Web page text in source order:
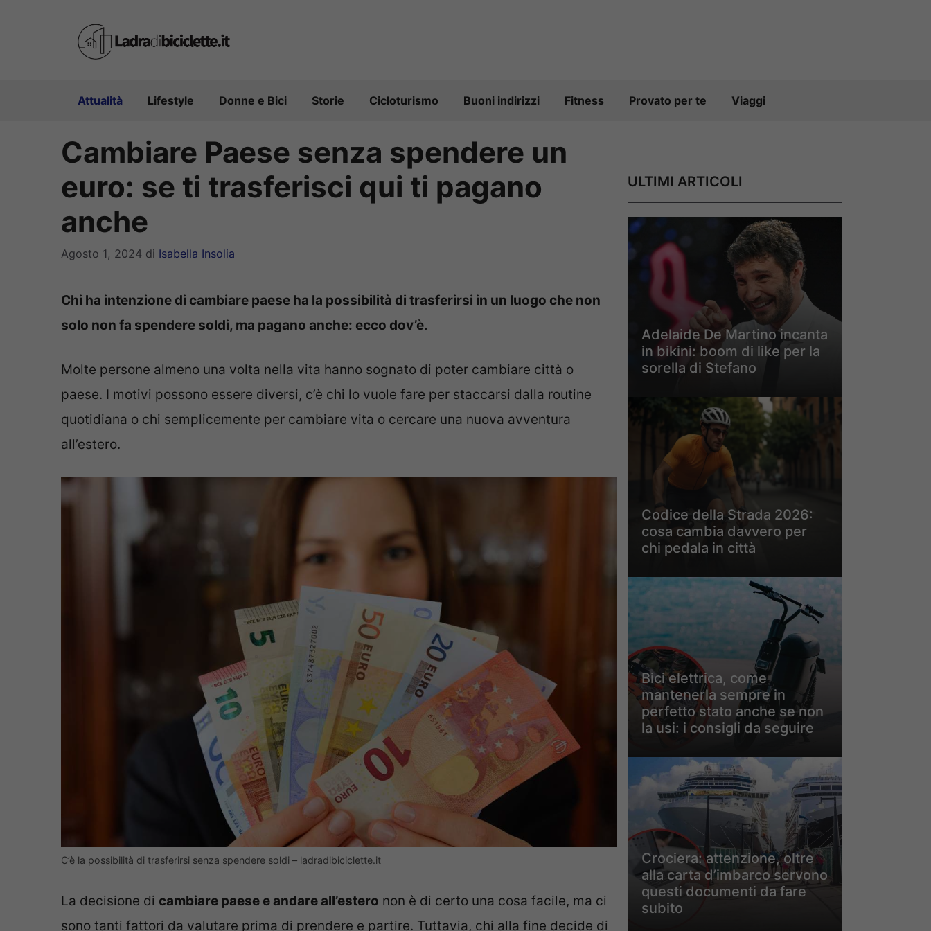
Attualità Lifestyle Donne e Bici Storie Cicloturismo Buoni indirizzi Fitness Provato per te Viaggi
Cambiare Paese senza spendere un
euro: se ti trasferisci qui ti pagano
anche
Agosto 1, 2024 di Isabella Insolia
Chi ha intenzione di cambiare paese ha la possibilità di trasferirsi in un luogo che non
solo non fa spendere soldi, ma pagano anche: ecco dov’è.
Molte persone almeno una volta nella vita hanno sognato di poter cambiare città o
paese. I motivi possono essere diversi, c’è chi lo vuole fare per staccarsi dalla routine
quotidiana o chi semplicemente per cambiare vita o cercare una nuova avventura
all’estero.
C’è la possibilità di trasferirsi senza spendere soldi – ladradibiciclette.it
La decisione di cambiare paese e andare all’estero non è di certo una cosa facile, ma ci
sono tanti fattori da valutare prima di prendere e partire. Tuttavia, chi alla fine decide di
ULTIMI ARTICOLI
Adelaide De Martino incanta
in bikini: boom di like per la
sorella di Stefano
Codice della Strada 2026:
cosa cambia davvero per
chi pedala in città
Bici elettrica, come
mantenerla sempre in
perfetto stato anche se non
la usi: i consigli da seguire
Crociera: attenzione, oltre
alla carta d’imbarco servono
questi documenti da fare
subito